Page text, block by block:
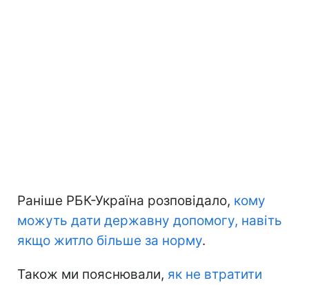
Раніше РБК-Україна розповідало, кому
можуть дати державну допомогу, навіть
якщо житло більше за норму.
Також ми пояснювали, як не втратити